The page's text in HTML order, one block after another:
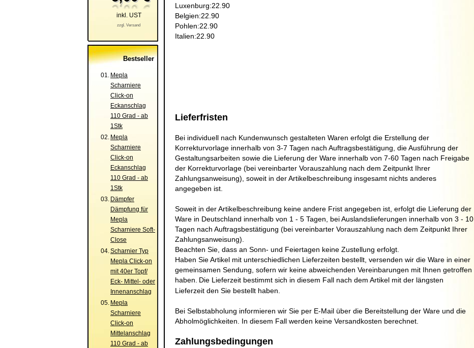
inkl. UST
zzgl. Versand
Bestseller
01. Mepla
Scharniere
Click-on
Eckanschlag
110 Grad - ab
1Stk
02. Mepla
Scharniere
Click-on
Eckanschlag
110 Grad - ab
1Stk
03. Dämpfer
Dämpfung für
Mepla
Scharniere Soft-
Close
04.Scharnier Typ
Mepla Click-on
mit 40er Topf/
Eck- Mittel- oder
Innenanschlag
05. Mepla
Scharniere
Click-on
Mittelanschlag
110 Grad - ab
Luxenburg:22.90
Belgien:22.90
Pohlen:22.90
Italien:22.90
Lieferfristen
Bei individuell nach Kundenwunsch gestalteten Waren erfolgt die Erstellung der
Korrekturvorlage innerhalb von 3-7 Tagen nach Auftragsbestätigung, die Ausführung der
Gestaltungsarbeiten sowie die Lieferung der Ware innerhalb von 7-60 Tagen nach Freigabe
der Korrekturvorlage (bei vereinbarter Vorauszahlung nach dem Zeitpunkt Ihrer
Zahlungsanweisung), soweit in der Artikelbeschreibung insgesamt nichts anderes
angegeben ist.
Soweit in der Artikelbeschreibung keine andere Frist angegeben ist, erfolgt die Lieferung der
Ware in Deutschland innerhalb von 1 - 5 Tagen,
bei Auslandslieferungen innerhalb von 3 - 10
Tagen nach Auftragsbestätigung (bei vereinbarter Vorauszahlung nach dem Zeitpunkt Ihrer
Zahlungsanweisung).
Beachten Sie, dass an Sonn- und Feiertagen keine Zustellung erfolgt.
Haben Sie Artikel mit unterschiedlichen Lieferzeiten bestellt, versenden wir die Ware in einer
gemeinsamen Sendung, sofern wir keine abweichenden Vereinbarungen mit Ihnen getroffen
haben. Die Lieferzeit bestimmt sich in diesem Fall nach dem Artikel mit der längsten
Lieferzeit den Sie bestellt haben.
Bei Selbstabholung informieren wir Sie per E-Mail über die Bereitstellung der Ware und die
Abholmöglichkeiten. In diesem Fall werden keine Versandkosten berechnet.
Zahlungsbedingungen